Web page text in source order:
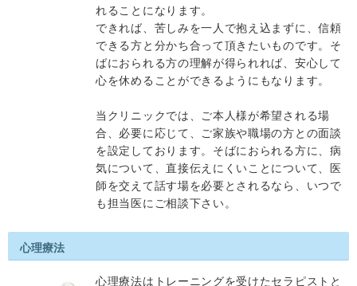
れることになります。
できれば、苦しみを一人で抱え込まずに、信頼
できる方と分かち合って頂きたいものです。そ
ばにおられる方の理解が得られれば、安心して
心を休めることができるようにもなります。
当クリニックでは、ご本人様が希望される場
合、必要に応じて、ご家族や職場の方との面談
を設定しております。そばにおられる方に、病
気について、直接伝えにくいことについて、医
師を交えて話す場を必要とされるなら、いつで
も担当医にご相談下さい。
心理療法
心理療法はトレーニングを受けたセラピストと